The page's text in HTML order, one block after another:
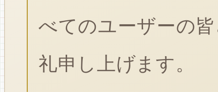
べてのユーザーの
礼申し上げます。